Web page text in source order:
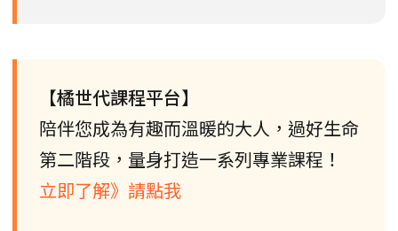
【橘世代課程平台】
陪伴您成為有趣而溫暖的大人，過好生命
第二階段，量身打造一系列專業課程！
立即了解》請點我